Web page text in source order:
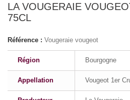
LA VOUGERAIE
75CL
Référence : Vougeraie vougeot
Région Bourgogne
Appellation Vougeot 1er